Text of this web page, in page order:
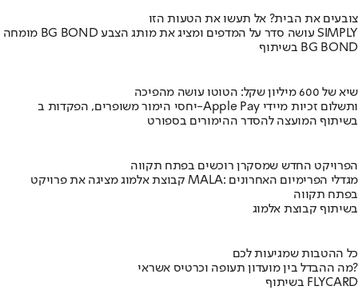
צובעים את הבית? אל תעשו את הטעות הזו
מומחה BG BOND עושה סדר על המדפים ומציג את מותג הצבע SIMPLY
בשיתוף BG BOND
שיא של 600 מיליון שקל: הטוטו עושה מהפיכה
יחסי הימור משופרים, הפקדות ב-Apple Pay ותשלום זכיות מיידי
בשיתוף המועצה להסדר ההימורים בספורט
הפרויקט החדש שמסקרן רוכשים בפתח תקווה
קבוצת אלמוג מציגה את פרויקט MALA: מגדלי הפרימיום האחרונים
בפתח תקווה
בשיתוף קבוצת אלמוג
כל ההטבות שמגיעות לכם
מה ההבדל בין מועדון תעופה וכרטיס אשראי?
בשיתוף FLYCARD